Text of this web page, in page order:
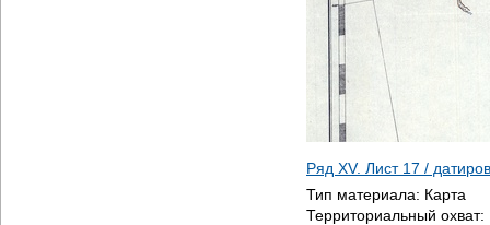
Ряд XV. Лист 17 /
Тип материала: Карта
Территориальный охват: